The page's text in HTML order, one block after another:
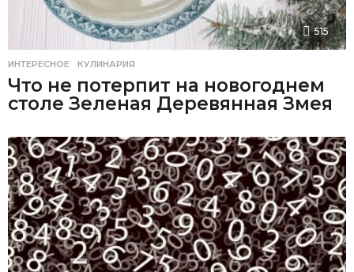
515
ИНТЕРЕСНОЕ ,КУЛИНАРИЯ
Что не потерпит на новогоднем
столе Зеленая Деревянная Змея